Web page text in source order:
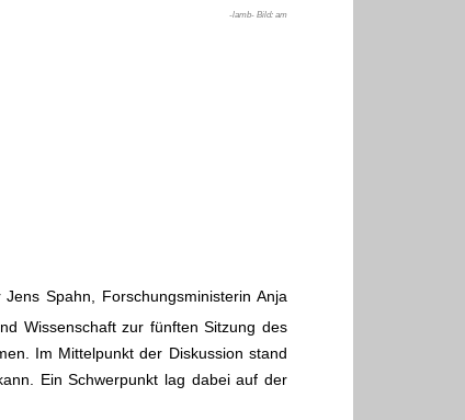
-lamb- Bild: am
Spahn, Forschungsministerin Anja
Wissenschaft zur fünften Sitzung des
Im Mittelpunkt der Diskussion stand
Ein Schwerpunkt lag dabei auf der